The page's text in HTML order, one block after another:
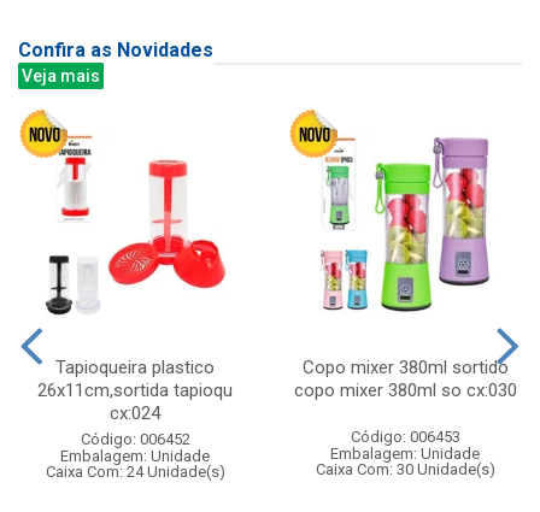
Confira as Novidades
Veja mais
Tapioqueira plastico
26x11cm,sortida tapioqu
cx:024
Código: 006452
Embalagem: Unidade
Caixa Com: 24 Unidade(s)
Copo mixer 380ml sortido
copo mixer 380ml so cx:030
Código: 006453
Embalagem: Unidade
Caixa Com: 30 Unidade(s)